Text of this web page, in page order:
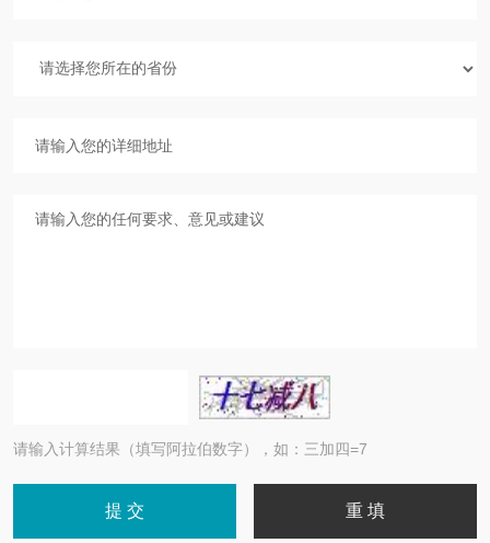
请输入计算结果（填写阿拉伯数字），如：三加四=7